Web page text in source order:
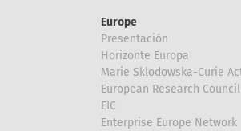
Europe
Presentación
Horizonte Europa
Marie Sklodowska-Curie
European Research Council
EIC
Enterprise Europe Network